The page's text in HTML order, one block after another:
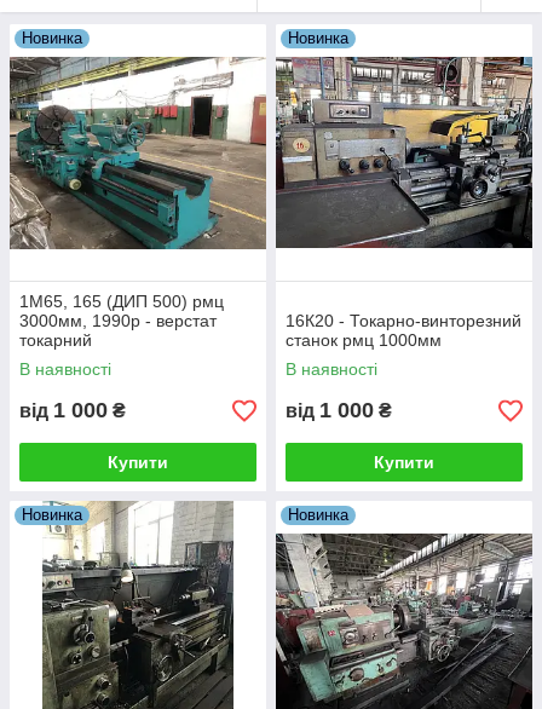
Новинка
1М65, 165 (ДИП 500) рмц
3000мм, 1990р - верстат
токарний
В наявності
від 1 000 ₴
Купити
Новинка
16К20 - Токарно-винторезний
станок рмц 1000мм
В наявності
від 1 000 ₴
Купити
Новинка Новинка